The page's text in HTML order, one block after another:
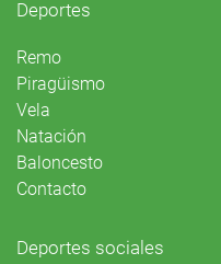
Deportes
Remo
Piragüismo
Vela
Natación
Baloncesto
Contacto
Deportes sociales